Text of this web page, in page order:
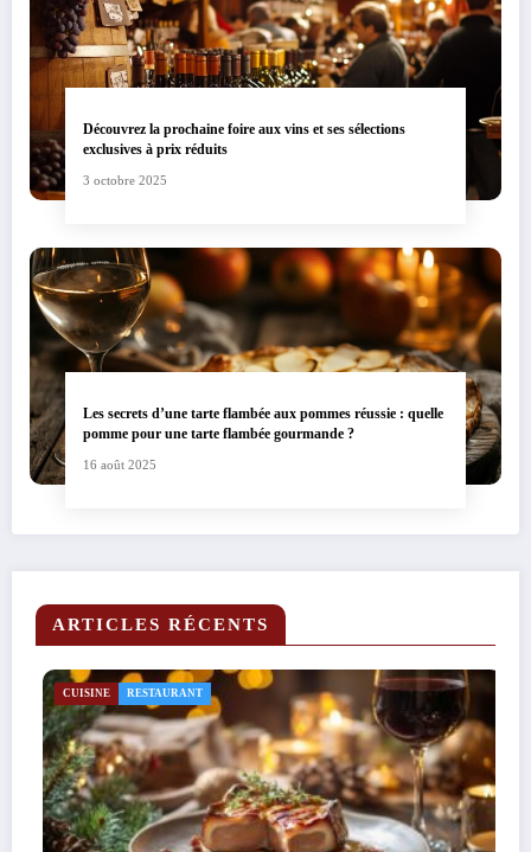
Découvrez la prochaine foire aux vins et ses sélections
exclusives à prix réduits
3 octobre 2025
Les secrets d’une tarte flambée aux pommes réussie : quelle
pomme pour une tarte flambée gourmande ?
16 août 2025
ARTICLES RÉCENTS
ÉQUIPEMENT ŒNOLOGIE